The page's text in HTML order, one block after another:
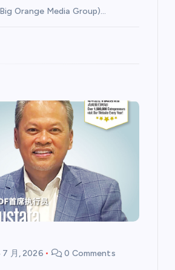
Orange Media Group)…
7 月, 2026 0 Comments